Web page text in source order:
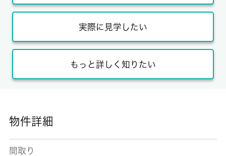
実際に見学したい
もっと詳しく知りたい
物件詳細
間取り